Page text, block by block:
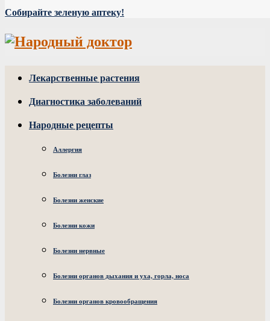
Собирайте зеленую аптеку!
Лекарственные растения
Диагностика заболеваний
Народные рецепты
Аллергия
Болезни глаз
Болезни женские
Болезни кожи
Болезни нервные
Болезни органов дыхания и уха, горла, носа
Болезни органов кровообращения